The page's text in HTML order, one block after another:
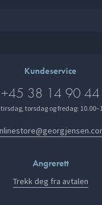
Kundeservice
+45 38 14 90 44
torsdag og fredag:
Angrerett
Trekk deg fra avtalen